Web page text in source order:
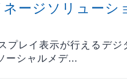
ージソリューシ
プレイ表示が行えるデジ
ーシャルメデ...